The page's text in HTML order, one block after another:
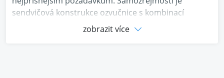
sendvičová konstrukce ozvučnice s kombinací
horizontálních výztuh.zobrazit více